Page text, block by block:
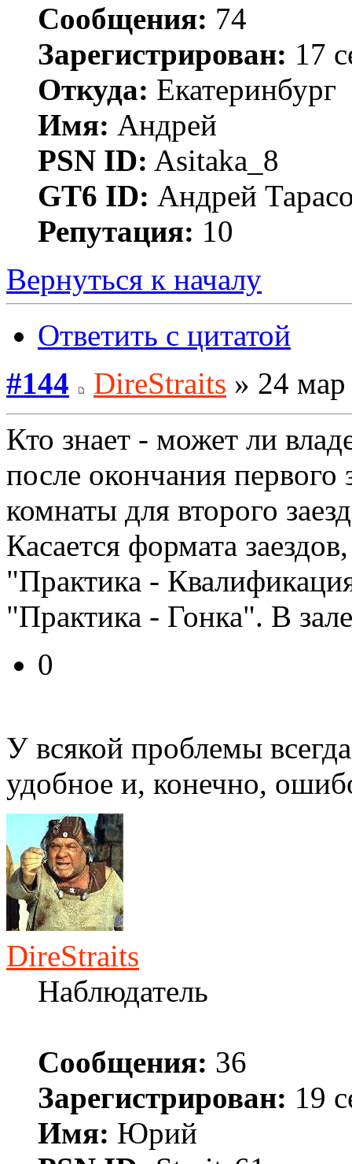
Сообщения: 74
Зарегистрирован: 17
Откуда: Екатеринбург
Имя: Андрей
PSN ID: Asitaka_8
GT6 ID: Андрей
Репутация: 10
Вернуться к началу
Ответить с цитатой
#144
DireStraits » 24
Кто знает - может ли
после окончания первого
комнаты для второго
Касается формата
"Практика -
"Практика - Гонка". В
0
У всякой проблемы
удобное и, конечно,
DireStraits
Наблюдатель
Сообщения: 36
Зарегистрирован: 19
Имя: Юрий